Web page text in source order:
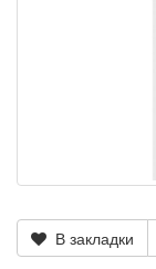
В закладки